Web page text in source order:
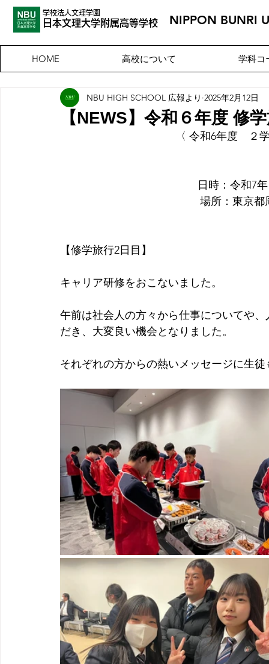
学校法人文理学園
​日本文理大学附属高等学校 NIPPON BUNRI
HOME 高校について 学科コ
【NEWS】令和６年度 修
NBU HIGH SCHOOL 広報より 2025年2月12日
〈 令和6年度　２
日時：令和
場所：
【修学旅行2日目】
キャリア研修をおこないました。
午前は社会人の方々から仕事についてや
だき、大変良い機会となりました。
それぞれの方からの熱いメッセージに生